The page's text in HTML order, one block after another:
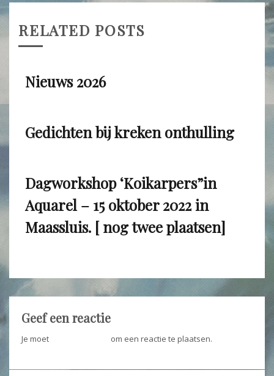
RELATED POSTS
Nieuws 2026
Gedichten bij kreken onthulling
Dagworkshop ‘Koikarpers”in
Aquarel – 15 oktober 2022 in
Maassluis. [ nog twee plaatsen]
Geef een reactie
Je moet om een reactie te plaatsen.